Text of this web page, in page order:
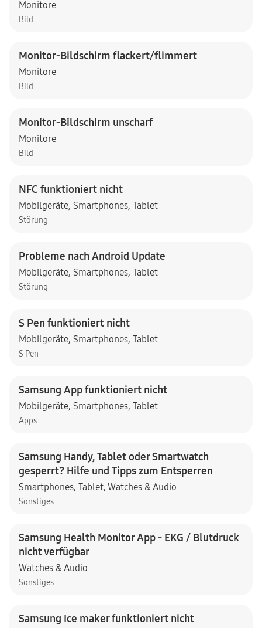
Monitore
Bild
Monitor-Bildschirm flackert/flimmert
Monitore
Bild
Monitor-Bildschirm unscharf
Monitore
Bild
NFC funktioniert nicht
Mobilgeräte, Smartphones, Tablet
Störung
Probleme nach Android Update
Mobilgeräte, Smartphones, Tablet
Störung
S Pen funktioniert nicht
Mobilgeräte, Smartphones, Tablet
S Pen
Samsung App funktioniert nicht
Mobilgeräte, Smartphones, Tablet
Apps
Samsung Handy, Tablet oder Smartwatch
gesperrt? Hilfe und Tipps zum Entsperren
Smartphones, Tablet, Watches & Audio
Sonstiges
Samsung Health Monitor App - EKG / Blutdruck
nicht verfügbar
Watches & Audio
Sonstiges
Samsung Ice maker funktioniert nicht